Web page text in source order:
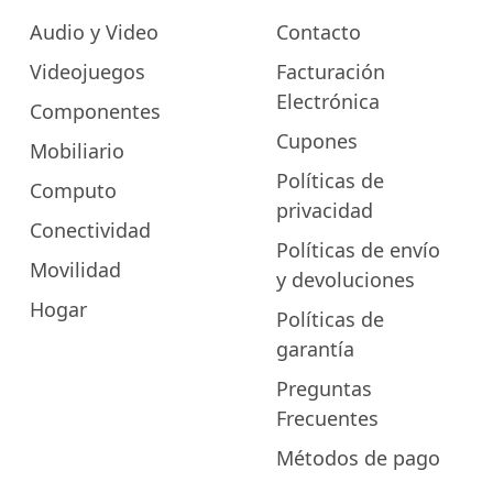
Audio y Video
Videojuegos
Componentes
Mobiliario
Computo
Conectividad
Movilidad
Hogar
Contacto
Facturación
Electrónica
Cupones
Políticas de
privacidad
Políticas de envío
y devoluciones
Políticas de
garantía
Preguntas
Frecuentes
Métodos de pago